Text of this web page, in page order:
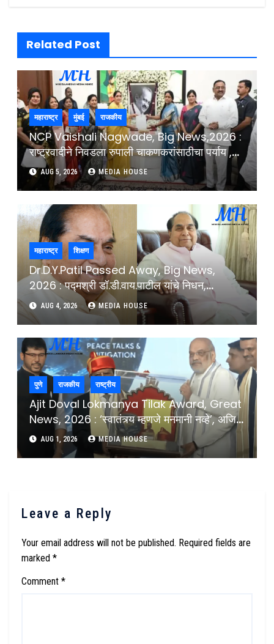
Related Post
महाराष्ट्र मुंबई राजकीय
NCP Vaishali Nagwade, Big News,2026 :
राष्ट्रवादीने निवडला रुपाली चाकणकरांसाठीचा पर्याय ,
कोणाची लागलीये वर्णी ?
AUG 5, 2026 MEDIA HOUSE
महाराष्ट्र शिक्षण
Dr.D.Y.Patil Passed Away, Big News,
2026 : पद्मश्री डॉ.डी.वाय.पाटील यांचे निधन,
शिक्षणसम्राट काळाच्या पडद्याआड : Padmashri Dr
D.Y.Patil Passes Away In Kolhapur
University
AUG 4, 2026 MEDIA HOUSE
पुणे राजकीय राष्ट्रीय
Ajit Doval Lokmanya Tilak Award, Great
News, 2026 : ‘स्वातंत्र्य म्हणजे मनमानी नव्हे’, अजित
डोवाल यांचा Gen-Z तरूणांना सल्ला, स्वातंत्र्याचा खरा
अर्थ समजून घ्या : Ajit Doval Message To Gen
AUG 1, 2026 MEDIA HOUSE
Leave a Reply
Your email address will not be published. Required fields are
marked *
Comment *